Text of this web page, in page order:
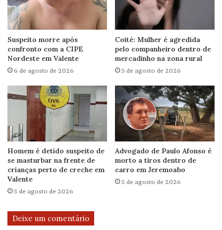
Suspeito morre após
confronto com a CIPE
Nordeste em Valente
6 de agosto de 2026
Coité: Mulher é agredida
pelo companheiro dentro de
mercadinho na zona rural
5 de agosto de 2026
Homem é detido suspeito de
se masturbar na frente de
crianças perto de creche em
Valente
5 de agosto de 2026
Advogado de Paulo Afonso é
morto a tiros dentro de
carro em Jeremoabo
5 de agosto de 2026
Deixe um comentário